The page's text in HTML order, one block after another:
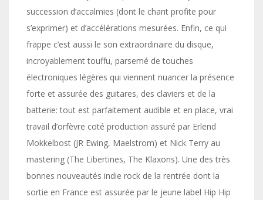
succession d’accalmies (dont le chant profite pour
s’exprimer) et d’accélérations mesurées. Enfin, ce qui
frappe c’est aussi le son extraordinaire du disque,
incroyablement touffu, parsemé de touches
électroniques légères qui viennent nuancer la présence
forte et assurée des guitares, des claviers et de la
batterie: tout est parfaitement audible et en place, vrai
travail d’orfèvre coté production assuré par Erlend
Mokkelbost (JR Ewing, Maelstrom) et Nick Terry au
mastering (The Libertines, The Klaxons). Une des très
bonnes nouveautés indie rock de la rentrée dont la
sortie en France est assurée par le jeune label Hip Hip